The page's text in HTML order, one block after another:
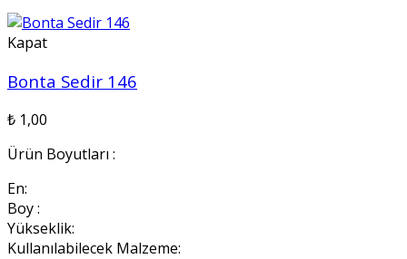
Kapat
Bonta Sedir 146
₺ 1,00
Ürün Boyutları :
En:
Boy :
Yükseklik:
Kullanılabilecek Malzeme: